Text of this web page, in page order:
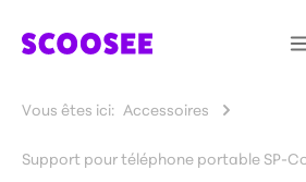
Vous êtes ici: Accessoires
Support pour téléphone portable SP-